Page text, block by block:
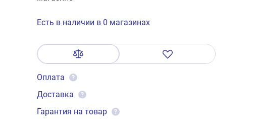
Есть в наличии в 0 магазинах
Оплата ?
Доставка ?
Гарантия на товар ?